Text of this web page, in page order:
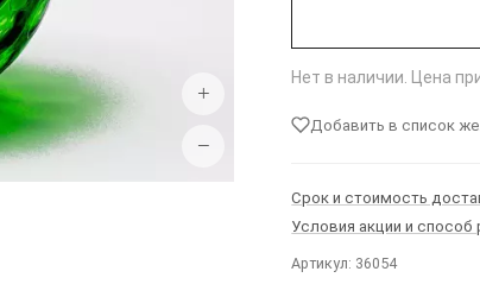
+
−
Нет в наличии. Цена
Добавить в список
Срок и стоимость
Условия акции и способ
Артикул: 36054